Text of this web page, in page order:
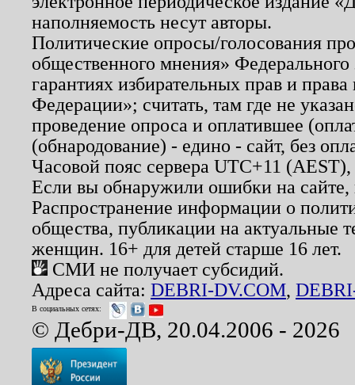
наполняемость несут авторы.
Политические опросы/голосования
общественного мнения»
гарантиях избирательных прав и
Федерации»; считать, там где не
проведение опроса и оплатившее
(обнародование) - едино - сайт, без
Часовой пояс сервера UTC+11
Если вы обнаружили ошибки на
Распространение информации о
общества, публикации на актуальные
женщин. 16+ для детей старше 16 лет.
СМИ не получает субсидий.
Адреса сайта: DEBRI-DV.COM,
В социальных сетях:
© Дебри-ДВ, 20.04.2006 - 2026